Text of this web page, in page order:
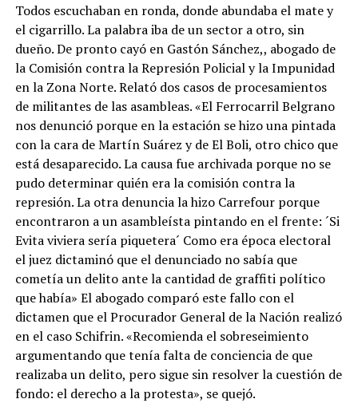
Todos escuchaban en ronda, donde abundaba el mate y
el cigarrillo. La palabra iba de un sector a otro, sin
dueño. De pronto cayó en Gastón Sánchez,, abogado de
la Comisión contra la Represión Policial y la Impunidad
en la Zona Norte. Relató dos casos de procesamientos
de militantes de las asambleas. «El Ferrocarril Belgrano
nos denunció porque en la estación se hizo una pintada
con la cara de Martín Suárez y de El Boli, otro chico que
está desaparecido. La causa fue archivada porque no se
pudo determinar quién era la comisión contra la
represión. La otra denuncia la hizo Carrefour porque
encontraron a un asambleísta pintando en el frente: ´Si
Evita viviera sería piquetera´ Como era época electoral
el juez dictaminó que el denunciado no sabía que
cometía un delito ante la cantidad de graffiti político
que había» El abogado comparó este fallo con el
dictamen que el Procurador General de la Nación realizó
en el caso Schifrin. «Recomienda el sobreseimiento
argumentando que tenía falta de conciencia de que
realizaba un delito, pero sigue sin resolver la cuestión de
fondo: el derecho a la protesta», se quejó.